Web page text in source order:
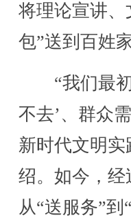
将理论宣讲、
包”送到百姓
“我们最初
不去’、群众
新时代文明
绍。如今，
从“送服务”